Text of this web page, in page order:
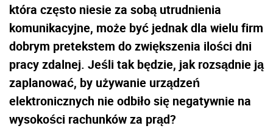
która często niesie za sobą utrudnienia
komunikacyjne, może być jednak dla wielu firm
dobrym pretekstem do zwiększenia ilości dni
pracy zdalnej. Jeśli tak będzie, jak rozsądnie ją
zaplanować, by używanie urządzeń
elektronicznych nie odbiło się negatywnie na
wysokości rachunków za prąd?